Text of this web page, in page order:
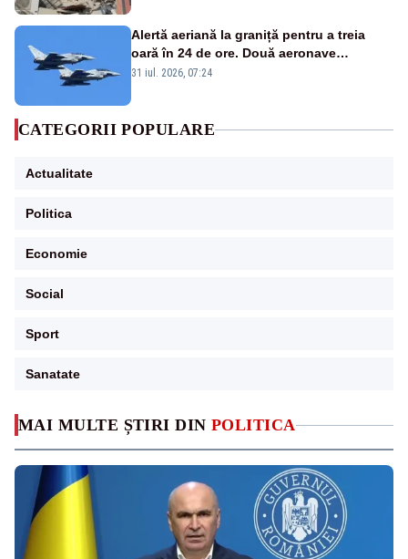
MAI MULTE ȘTIRI DIN POLITICA
Alertă aeriană la graniță pentru a treia
oară în 24 de ore. Două aeronave
Eurofighter britanice au fost ridicate de la
31 iul. 2026, 07:24
CATEGORII POPULARE
Actualitate
Politica
Economie
Social
Sport
Sanatate